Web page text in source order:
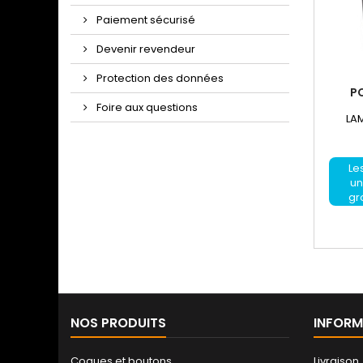
Paiement sécurisé
Devenir revendeur
Protection des données
Foire aux questions
NOS PRODUITS